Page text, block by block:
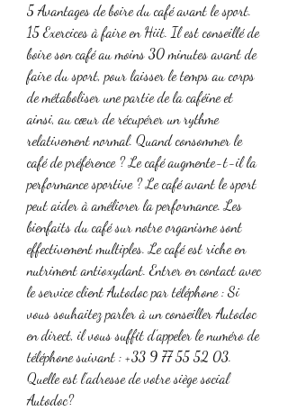
5 Avantages de boire du café avant le sport.
15 Exercices à faire en Hiit. Il est conseillé de
boire son café au moins 30 minutes avant de
faire du sport, pour laisser le temps au corps
de métaboliser une partie de la caféine et
ainsi, au cœur de récupérer un rythme
relativement normal. Quand consommer le
café de préférence ? Le café augmente-t-il la
performance sportive ? Le café avant le sport
peut aider à améliorer la performance. Les
bienfaits du café sur notre organisme sont
effectivement multiples. Le café est riche en
nutriment antioxydant. Entrer en contact avec
le service client Autodoc par téléphone : Si
vous souhaitez parler à un conseiller Autodoc
en direct, il vous suffit d’appeler le numéro de
téléphone suivant : +33 9 77 55 52 03.
Quelle est l’adresse de votre siège social
Autodoc?